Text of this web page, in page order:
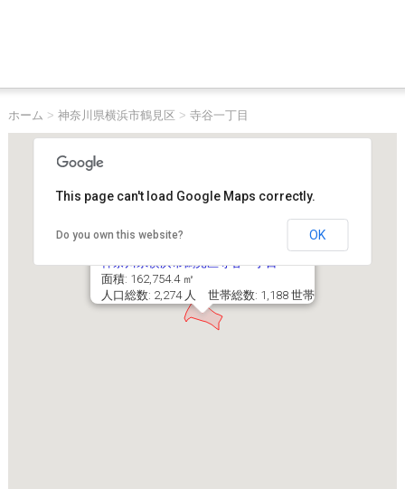
ホーム > 神奈川県横浜市鶴見区 > 寺谷一丁目
神奈川県横浜市鶴見区寺谷一丁目
面積: 162,754.4 ㎡
人口総数: 2,274 人 世帯総数: 1,188 世帯
This page can't load Google Maps correctly.
Do you own this website? OK